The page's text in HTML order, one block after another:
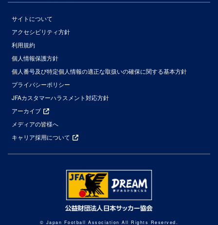
サイトについて
アクセシビリティ方針
利用規約
個人情報保護方針
個人番号及び特定個人情報の適正な取扱いの確保に関する基本方針
プライバシーポリシー
JFAカスタマーハラスメント対応方針
アーカイブ
メディアの皆様へ
キャリア採用について
© Japan Football Association All Rights Reserved.